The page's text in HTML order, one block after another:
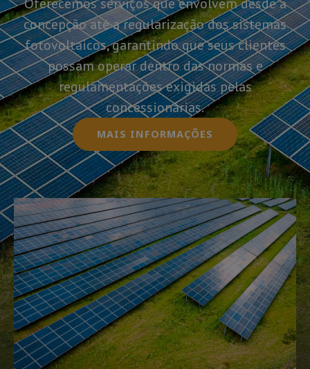
concepção até a regularização dos sistemas
fotovoltaicos, garantindo que seus clientes
possam operar dentro das normas e
regulamentações exigidas pelas
concessionárias.
MAIS INFORMAÇÕES